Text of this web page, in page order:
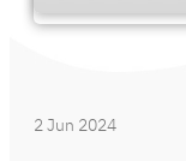
2 Jun 2024